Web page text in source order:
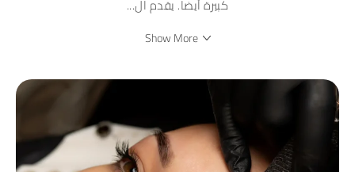
كبيرة أيضاً. يقدم ال...
Show More